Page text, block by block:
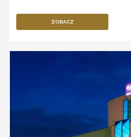
ZOBACZ